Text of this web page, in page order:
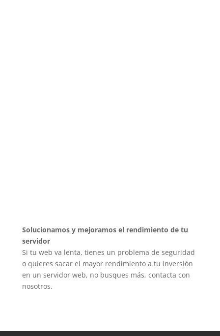
Solucionamos y mejoramos el rendimiento de tu
servidor
Si tu web va lenta, tienes un problema de seguridad
o quieres sacar el mayor rendimiento a tu inversión
en un servidor web, no busques más, contacta con
nosotros.